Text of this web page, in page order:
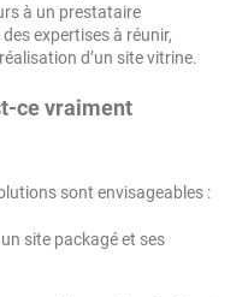
à un prestataire
expertises à réunir,
d’un site vitrine.
ce vraiment
sont envisageables :
site packagé et ses